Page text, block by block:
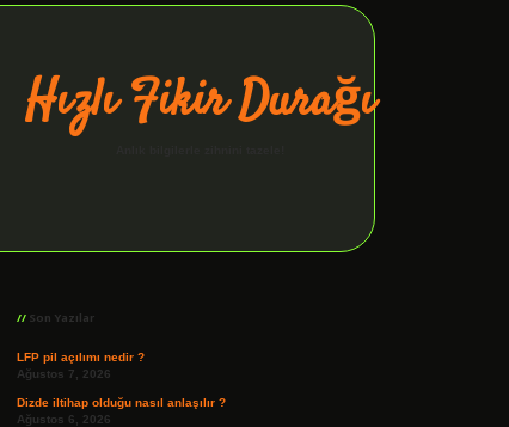
Hızlı Fikir Durağı
Son Yazılar
LFP pil açılımı nedir ?
Ağustos 7, 2026
Dizde iltihap olduğu nasıl anlaşılır ?
Ağustos 6, 2026